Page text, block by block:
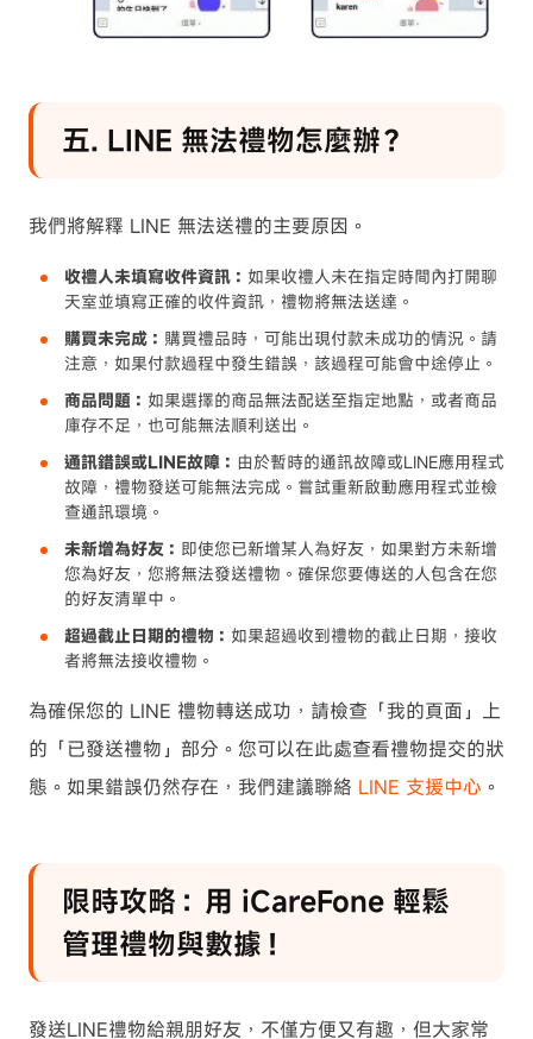
五. LINE 無法禮物怎麼辦？
我們將解釋 LINE 無法送禮的主要原因。
收禮人未填寫收件資訊： 如果收禮人未在指定時間內打開聊
天室並填寫正確的收件資訊，禮物將無法送達。
購買未完成： 購買禮品時，可能出現付款未成功的情況。請
注意，如果付款過程中發生錯誤，該過程可能會中途​​停止。
商品問題： 如果選擇的商品無法配送至指定地點，或者商品
庫存不足，也可能無法順利送出。
通訊錯誤或LINE故障： 由於暫時的通訊故障或LINE應用程式
故障，禮物發送可能無法完成。嘗試重新啟動應用程式並檢
查通訊環境。
未新增為好友： 即使您已新增某人為好友，如果對方未新增
您為好友，您將無法發送禮物。確保您要傳送的人包含在您
的好友清單中。
超過截止日期的禮物： 如果超過收到禮物的截止日期，接收
者將無法接收禮物。
為確保您的 LINE 禮物轉送成功，請檢查「我的頁面」上
的「已發送禮物」部分。您可以在此處查看禮物提交的狀
態。如果錯誤仍然存在，我們建議聯絡 LINE 支援中心 。
限時攻略：用 iCareFone 輕鬆
管理禮物與數據！
發送LINE禮物給親朋好友，不僅方便又有趣，但大家常